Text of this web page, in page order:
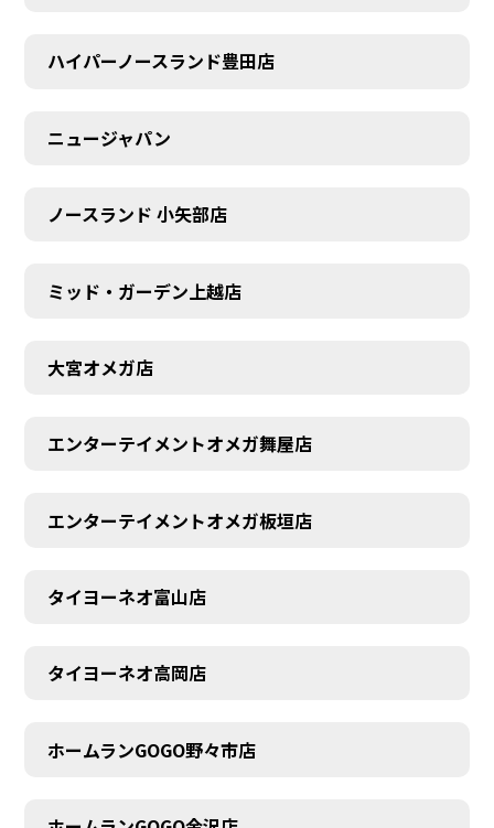
AUDITION
ハイパーノースランド豊田店
ニュージャパン
ノースランド 小矢部店
ミッド・ガーデン上越店
大宮オメガ店
エンターテイメントオメガ舞屋店
エンターテイメントオメガ板垣店
タイヨーネオ富山店
タイヨーネオ高岡店
ホームランGOGO野々市店